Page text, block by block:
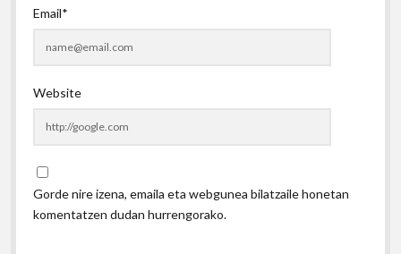
Email*
Website
Gorde nire izena, emaila eta webgunea bilatzaile honetan
komentatzen dudan hurrengorako.